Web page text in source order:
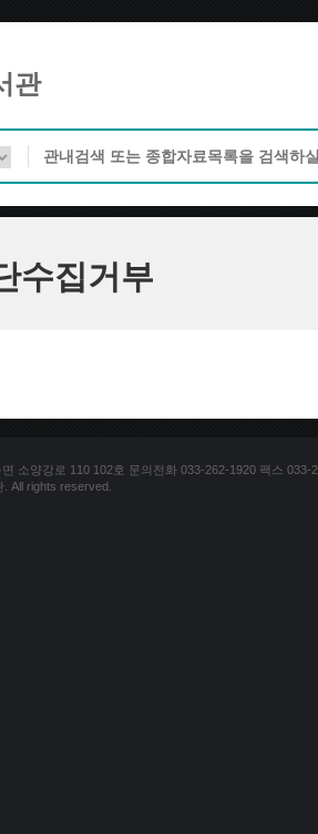
관
수집거부
소양강로 110 102호 문의전화 033-262-1920 팩스 033-
All rights reserved.